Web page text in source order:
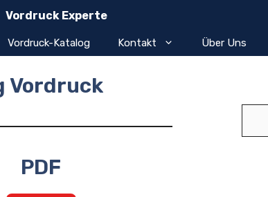
Vordruck Experte
Vordruck-Katalog Kontakt Über Uns
Vordruck
PDF